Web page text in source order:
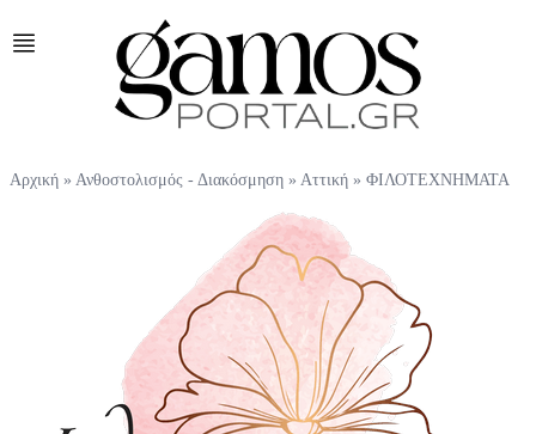
Αρχική » Ανθοστολισμός - Διακόσμηση » Αττική » ΦΙΛΟΤΕΧΝΗΜΑΤΑ